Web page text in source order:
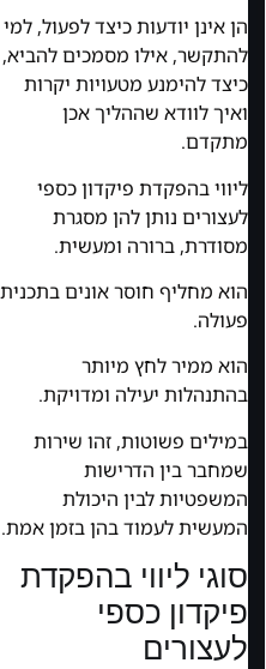
הן אינן יודעות כיצד לפעול, למי
להתקשר, אילו מסמכים להביא,
כיצד להימנע מטעויות יקרות
ואיך לוודא שההליך אכן
מתקדם.
ליווי בהפקדת פיקדון כספי
לעצורים נותן להן מסגרת
מסודרת, ברורה ומעשית.
הוא מחליף חוסר אונים בתכנית
פעולה.
הוא ממיר לחץ מיותר
בהתנהלות יעילה ומדויקת.
במילים פשוטות, זהו שירות
שמחבר בין הדרישות
המשפטיות לבין היכולת
המעשית לעמוד בהן בזמן אמת.
סוגי ליווי בהפקדת
פיקדון כספי
לעצורים